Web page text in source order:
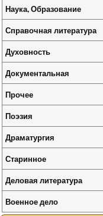
Наука, Образование
Справочная литература
Духовность
Документальная
Прочее
Поэзия
Драматургия
Старинное
Деловая литература
Военное дело